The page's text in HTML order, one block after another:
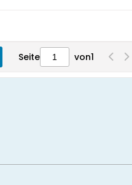
Seite von1